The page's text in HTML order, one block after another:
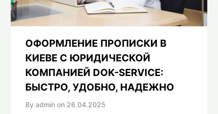
ОФОРМЛЕНИЕ ПРОПИСКИ В
КИЕВЕ С ЮРИДИЧЕСКОЙ
КОМПАНИЕЙ DOK-SERVICE:
БЫСТРО, УДОБНО, НАДЕЖНО
By admin on 26.04.2025